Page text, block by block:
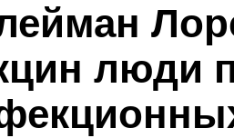
люди